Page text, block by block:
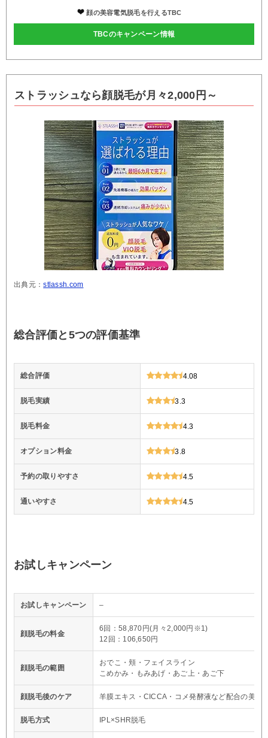
顔の美容電気脱毛を行えるTBC
TBCのキャンペーン情報
ストラッシュなら顔脱毛が月々2,000円～
出典元：stlassh.com
総合評価と5つの評価基準
総合評価 4.08
脱毛実績 3.3
脱毛料金 4.3
オプション料金 3.8
予約の取りやすさ 4.5
通いやすさ 4.5
お試しキャンペーン
お試しキャンペーン –
顔脱毛の料金
6回：58,870円(月々2,000円※1)
12回：106,650円
顔脱毛の範囲
おでこ・頬・フェイスライン
こめかみ・もみあげ・あご上・あご下
顔脱毛後のケア 羊膜エキス・CICCA・コメ発酵液など配合の美容
脱毛方式 IPL×SHR脱毛